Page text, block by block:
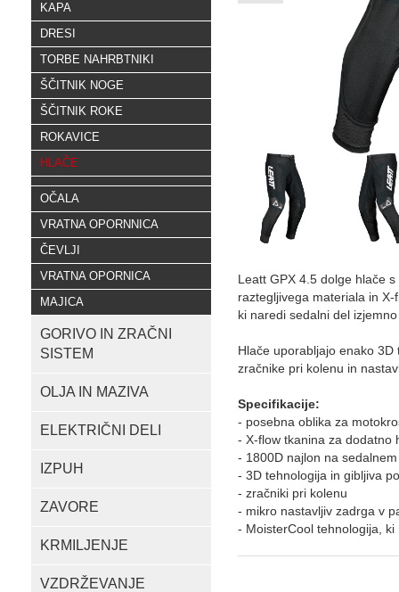
KAPA
DRESI
TORBE NAHRBTNIKI
ŠČITNIK NOGE
ŠČITNIK ROKE
ROKAVICE
HLAČE
OČALA
VRATNA OPORNNICA
ČEVLJI
VRATNA OPORNICA
MAJICA
GORIVO IN ZRAČNI
SISTEM
OLJA IN MAZIVA
ELEKTRIČNI DELI
IZPUH
ZAVORE
KRMILJENJE
VZDRŽEVANJE
Leatt GPX 4.5 dolge hlače
raztegljivega materiala in
ki naredi sedalni del
Hlače uporabljajo enako
zračnike pri kolenu in
Specifikacije:
- posebna oblika za
- X-flow tkanina za dodatno
- 1800D najlon na
- 3D tehnologija in gibljiva
- zračniki pri kolenu
- mikro nastavljiv zadrga v
- MoisterCool tehnologija, ki